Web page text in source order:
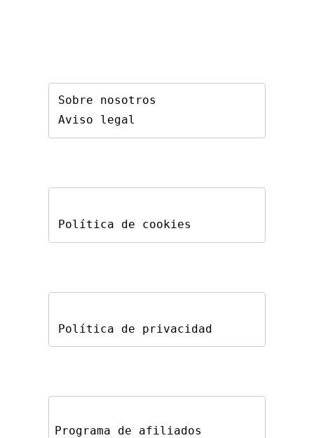
Sobre nosotros
Aviso legal
Política de cookies
Política de privacidad
Programa de afiliados